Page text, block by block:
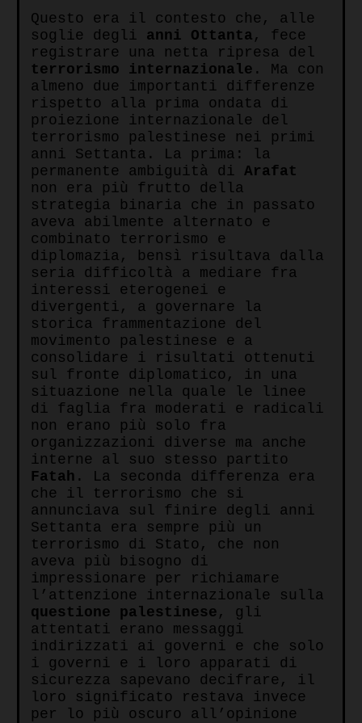
Questo era il contesto che, alle
soglie degli anni Ottanta , fece
registrare una netta ripresa del
terrorismo
internazionale . Ma con
almeno due importanti differenze
rispetto alla prima ondata di
proiezione internazionale del
terrorismo palestinese nei primi
anni Settanta. La prima: la
permanente ambiguità di Arafat
non era più frutto della
strategia binaria che in passato
aveva abilmente alternato e
combinato terrorismo e
diplomazia, bensì risultava dalla
seria difficoltà a mediare fra
interessi eterogenei e
divergenti, a governare la
storica frammentazione del
movimento palestinese e a
consolidare i risultati ottenuti
sul fronte diplomatico, in una
situazione nella quale le linee
di faglia fra moderati e radicali
non erano più solo fra
organizzazioni diverse ma anche
interne al suo stesso partito
Fatah . La seconda differenza era
che il terrorismo che si
annunciava sul finire degli anni
Settanta era sempre più un
terrorismo di Stato, che non
aveva più bisogno di
impressionare per richiamare
l’attenzione internazionale sulla
questione
palestinese , gli
attentati erano messaggi
indirizzati ai governi e che solo
i governi e i loro apparati di
sicurezza sapevano decifrare, il
loro significato restava invece
per lo più oscuro all’opinione